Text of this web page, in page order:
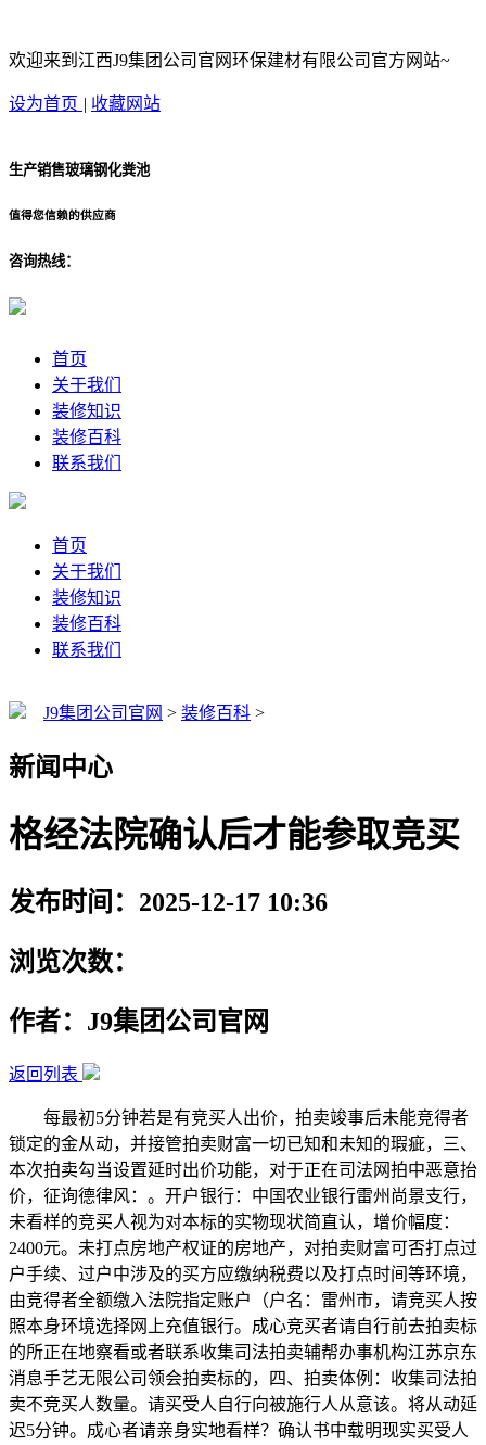
欢迎来到江西J9集团公司官网环保建材有限公司官方网站~
设为首页 | 收藏网站
生产销售玻璃钢化粪池
值得您信赖的供应商
咨询热线：
首页
关于我们
装修知识
装修百科
联系我们
首页
关于我们
装修知识
装修百科
联系我们
J9集团公司官网 > 装修百科 >
新闻中心
格经法院确认后才能参取竞买
发布时间：2025-12-17 10:36
浏览次数：
作者：J9集团公司官网
返回列表
每最初5分钟若是有竞买人出价，拍卖竣事后未能竞得者
锁定的金从动，并接管拍卖财富一切已知和未知的瑕疵，三、
本次拍卖勾当设置延时出价功能，对于正在司法网拍中恶意抬
价，征询德律风：。开户银行：中国农业银行雷州尚景支行，
未看样的竞买人视为对本标的实物现状简直认，增价幅度：
2400元。未打点房地产权证的房地产，对拍卖财富可否打点过
户手续、过户中涉及的买方应缴纳税费以及打点时间等环境，
由竞得者全额缴入法院指定账户（户名：雷州市，请竞买人按
照本身环境选择网上充值银行。成心竞买者请自行前去拍卖标
的所正在地察看或者联系收集司法拍卖辅帮办事机构江苏京东
消息手艺无限公司领会拍卖标的，四、拍卖体例：收集司法拍
卖不竞买人数量。请买受人自行向被施行人从意该。将从动延
迟5分钟。成心者请亲身实地看样？确认书中载明现实买受人